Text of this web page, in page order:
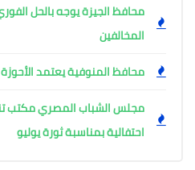
محافظ الجيزة يوجه بالحل
المخالفين
محافظ المنوفية يعتمد
مجلس الشباب المصري مكتب
احتفالية بمناسبة ثورة يوليو